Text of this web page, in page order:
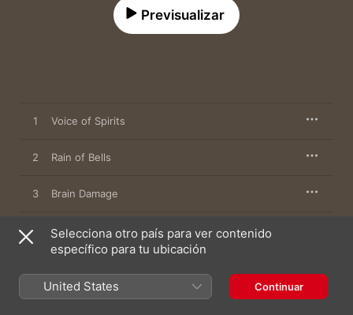
Previsualizar
1 Voice of Spirits
2 Rain of Bells
3 Brain Damage
4 To the Imagination
14 de marzo de 2019
4 canciones, 29 minutos
Selecciona otro país para ver contenido
específico para tu ubicación
United States Continuar